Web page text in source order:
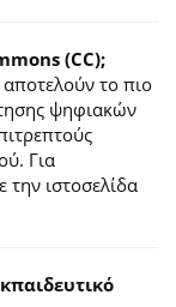
(CC);
το πιο
ψηφιακών
Για
την ιστοσελίδα